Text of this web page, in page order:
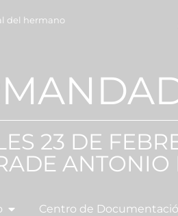
del hermano
23 DE
Centro de